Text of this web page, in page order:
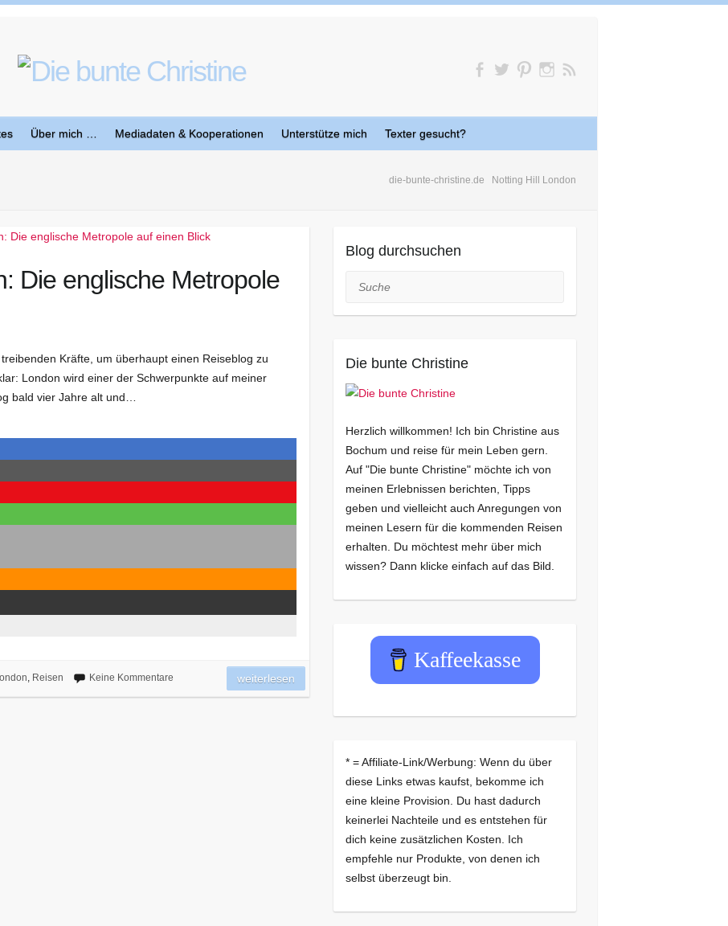
Über mich … Mediadaten & Kooperationen Unterstütze mich Texter gesucht?
die-bunte-christine.de Notting Hill London
Die englische Metropole
Kräfte, um überhaupt einen Reiseblog zu
London wird einer der Schwerpunkte auf meiner
bald vier Jahre alt und…
, Reisen Keine Kommentare weiterlesen
Blog durchsuchen
Suche
Die bunte Christine
Herzlich willkommen! Ich bin Christine aus
Bochum und reise für mein Leben gern.
Auf "Die bunte Christine" möchte ich von
meinen Erlebnissen berichten, Tipps
geben und vielleicht auch Anregungen von
meinen Lesern für die kommenden Reisen
erhalten. Du möchtest mehr über mich
wissen? Dann klicke einfach auf das Bild.
Kaffeekasse
* = Affiliate-Link/Werbung: Wenn du über
diese Links etwas kaufst, bekomme ich
eine kleine Provision. Du hast dadurch
keinerlei Nachteile und es entstehen für
dich keine zusätzlichen Kosten. Ich
empfehle nur Produkte, von denen ich
selbst überzeugt bin.